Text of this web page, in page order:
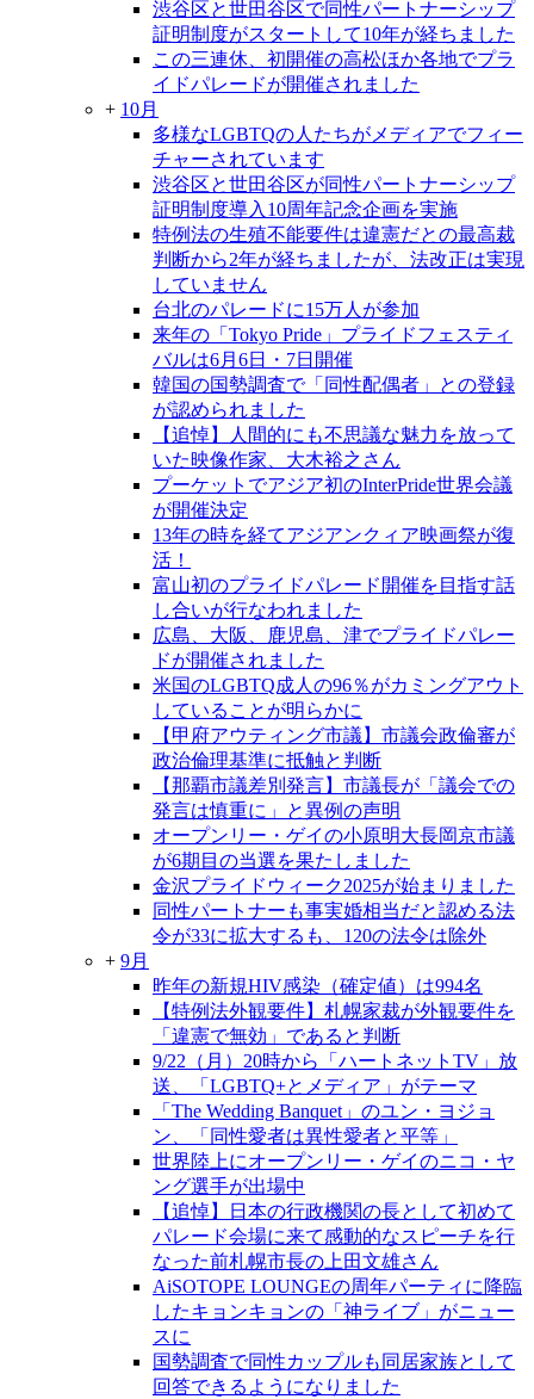
渋谷区と世田谷区で同性パートナーシップ
証明制度がスタートして10年が経ちました
この三連休、初開催の高松ほか各地でプラ
イドパレードが開催されました
+ 10月
多様なLGBTQの人たちがメディアでフィー
チャーされています
渋谷区と世田谷区が同性パートナーシップ
証明制度導入10周年記念企画を実施
特例法の生殖不能要件は違憲だとの最高裁
判断から2年が経ちましたが、法改正は実現
していません
台北のパレードに15万人が参加
来年の「Tokyo Pride」プライドフェスティ
バルは6月6日・7日開催
韓国の国勢調査で「同性配偶者」との登録
が認められました
【追悼】人間的にも不思議な魅力を放って
いた映像作家、大木裕之さん
プーケットでアジア初のInterPride世界会議
が開催決定
13年の時を経てアジアンクィア映画祭が復
活！
富山初のプライドパレード開催を目指す話
し合いが行なわれました
広島、大阪、鹿児島、津でプライドパレー
ドが開催されました
米国のLGBTQ成人の96％がカミングアウト
していることが明らかに
【甲府アウティング市議】市議会政倫審が
政治倫理基準に抵触と判断
【那覇市議差別発言】市議長が「議会での
発言は慎重に」と異例の声明
オープンリー・ゲイの小原明大長岡京市議
が6期目の当選を果たしました
金沢プライドウィーク2025が始まりました
同性パートナーも事実婚相当だと認める法
令が33に拡大するも、120の法令は除外
+ 9月
昨年の新規HIV感染（確定値）は994名
【特例法外観要件】札幌家裁が外観要件を
「違憲で無効」であると判断
9/22（月）20時から「ハートネットTV」放
送、「LGBTQ+とメディア」がテーマ
「The Wedding Banquet」のユン・ヨジョ
ン、「同性愛者は異性愛者と平等」
世界陸上にオープンリー・ゲイのニコ・ヤ
ング選手が出場中
【追悼】日本の行政機関の長として初めて
パレード会場に来て感動的なスピーチを行
なった前札幌市長の上田文雄さん
AiSOTOPE LOUNGEの周年パーティに降臨
したキョンキョンの「神ライブ」がニュー
スに
国勢調査で同性カップルも同居家族として
回答できるようになりました